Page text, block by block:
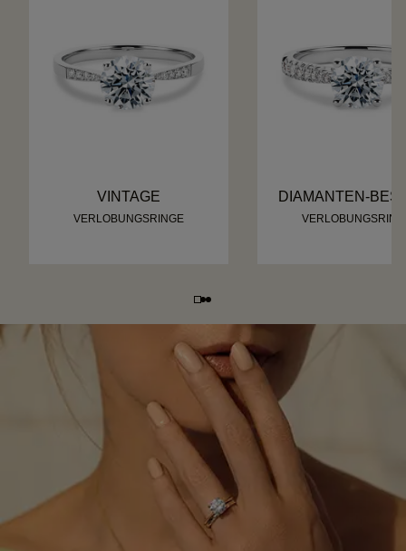
VINTAGE
VERLOBUNGSRINGE
DIAMANTEN-